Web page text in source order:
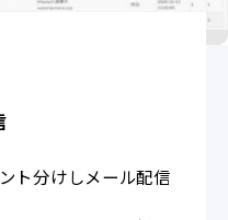
ト分けしメール配信